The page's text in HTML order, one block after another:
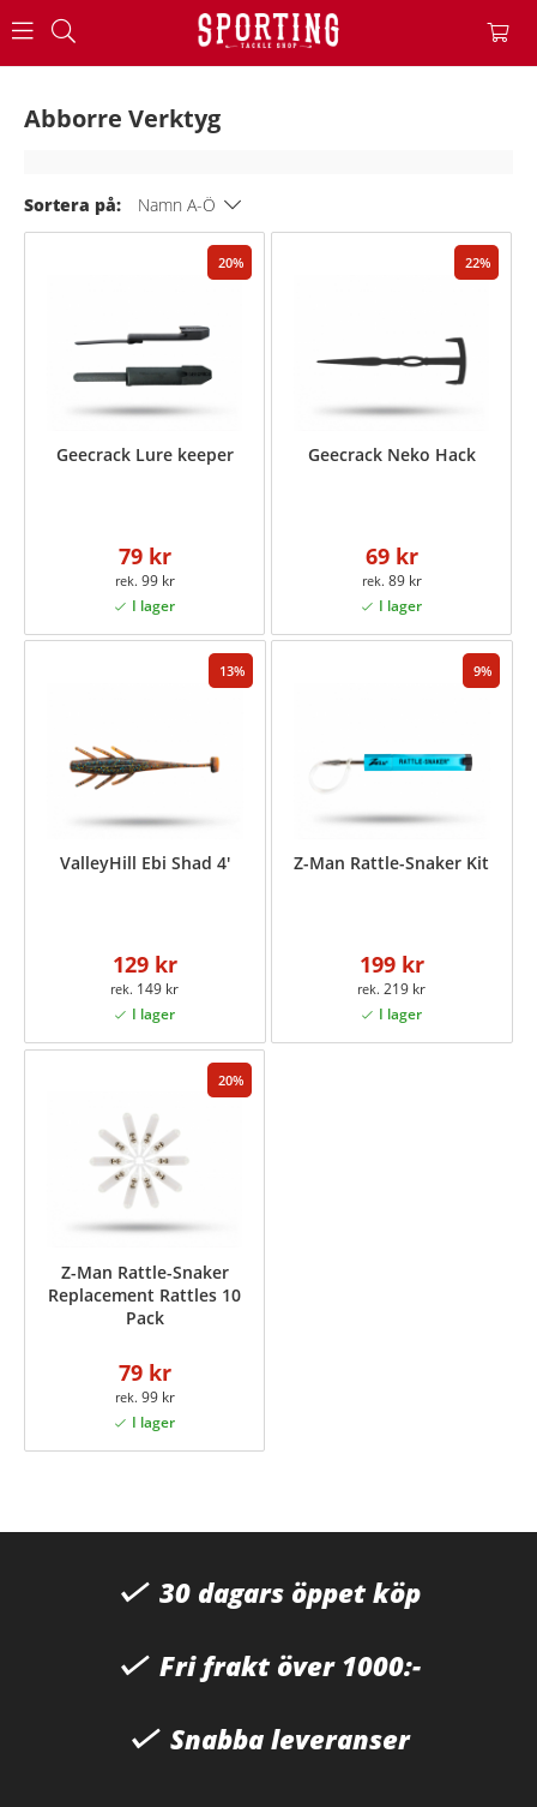
Abborre Verktyg
Sortera på: Namn A-Ö
20
Geecrack Lure keeper
79 kr
99 kr
22
Geecrack Neko Hack
69 kr
89 kr
13
ValleyHill Ebi Shad 4'
129 kr
149 kr
9
Z-Man Rattle-Snaker Kit
199 kr
219 kr
20
Z-Man Rattle-Snaker
Replacement Rattles 10
Pack
79 kr
99 kr
30 dagars öppet köp
Fri frakt över 1000:-
Snabba leveranser